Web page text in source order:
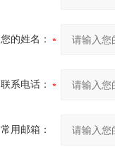
您的姓名：
联系电话：
常用邮箱：